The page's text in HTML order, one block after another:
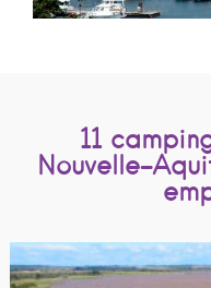
11
Nouvelle-